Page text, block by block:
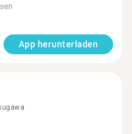
App herunterladen